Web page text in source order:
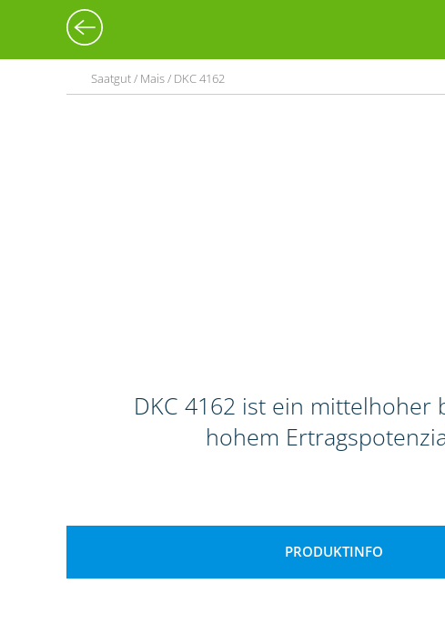
Saatgut / Mais / DKC 4162
DKC 4162 ist ein
hohem
PRODUKTINFO